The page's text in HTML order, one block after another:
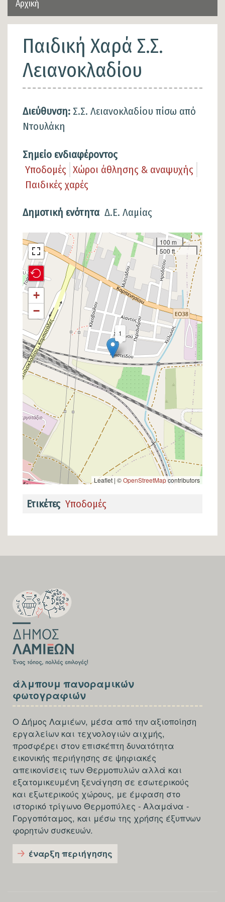
Αρχική
Παιδική Χαρά Σ.Σ.
Λειανοκλαδίου
Διεύθυνση: Σ.Σ. Λειανοκλαδίου πίσω από
Ντουλάκη
Σημείο ενδιαφέροντος
Υποδομές Χώροι άθλησης & αναψυχής
Παιδικές χαρές
Δημοτική ενότητα Δ.Ε. Λαμίας
Σημείο
στον
χάρτη
1
+
−
100 m
500 ft
Leaflet | ©OpenStreetMapcontributors
Ετικέτες Υποδομές
FOOTER-
FIRST
SECTION
FOOTER-
THIRD
άλμπουμ πανοραμικών
φωτογραφιών
Ο Δήμος Λαμιέων, μέσα από την αξιοποίηση
εργαλείων και τεχνολογιών αιχμής,
προσφέρει στον επισκέπτη δυνατότητα
εικονικής περιήγησης σε ψηφιακές
απεικονίσεις των Θερμοπυλών αλλά και
εξατομικευμένη ξενάγηση σε εσωτερικούς
και εξωτερικούς χώρους, με έμφαση στο
ιστορικό τρίγωνο Θερμοπύλες - Αλαμάνα -
Γοργοπόταμος, και μέσω της χρήσης έξυπνων
φορητών συσκευών.
έναρξη περιήγησης